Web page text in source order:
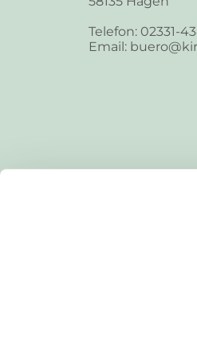
Telefon: 02331-
Email: